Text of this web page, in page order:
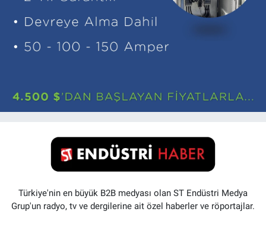
Türkiye'nin en büyük B2B medyası olan ST Endüstri Medya
Grup'un radyo, tv ve dergilerine ait özel haberler ve röportajlar.